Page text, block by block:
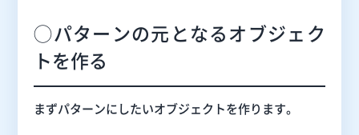
◯パターンの元となるオブジェク
トを作る
まずパターンにしたいオブジェクトを作ります。